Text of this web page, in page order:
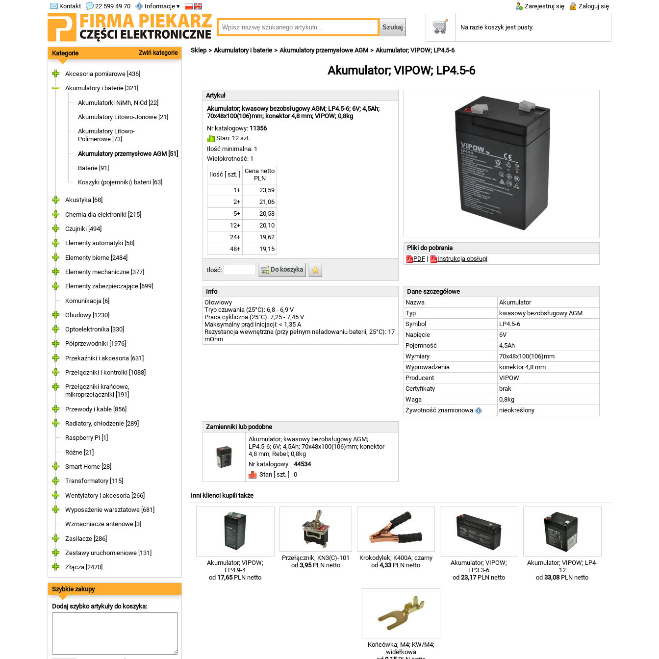
Kontakt 22 599 49 70 Informacje ▾ Zarejestruj się Zaloguj się
Na razie koszyk jest pusty.
Kategorie Zwiń kategorie
Akcesoria pomiarowe [436]
Akumulatory i baterie [321]
Akumulatorki NiMh, NiCd [22]
Akumulatory Litowo-Jonowe [21]
Akumulatory Litowo-
Polimerowe [73]
Akumulatory przemysłowe AGM [51]
Baterie [91]
Koszyki (pojemniki) baterii [63]
Akustyka [68]
Chemia dla elektroniki [215]
Czujniki [494]
Elementy automatyki [58]
Elementy bierne [2484]
Elementy mechaniczne [377]
Elementy zabezpieczające [699]
Komunikacja [6]
Obudowy [1230]
Optoelektronika [330]
Półprzewodniki [1976]
Przekaźniki i akcesoria [631]
Przełączniki i kontrolki [1088]
Przełączniki krańcowe,
mikroprzełączniki [191]
Przewody i kable [856]
Radiatory, chłodzenie [289]
Raspberry Pi [1]
Różne [21]
Smart Home [28]
Transformatory [115]
Wentylatory i akcesoria [266]
Wyposażenie warsztatowe [681]
Wzmacniacze antenowe [3]
Zasilacze [286]
Zestawy uruchomieniowe [131]
Złącza [2470]
Szybkie zakupy
Dodaj szybko artykuły do koszyka:
Sklep Akumulatory i baterie Akumulatory przemysłowe AGM Akumulator; VIPOW; LP4.5-6
Akumulator; VIPOW; LP4.5-6
Pliki do pobrania
PDF | Instrukcja obsługi
Artykuł
Akumulator; kwasowy bezobsługowy AGM; LP4.5-6; 6V; 4,5Ah;
70x48x100(106)mm; konektor 4,8 mm; VIPOW; 0,8kg
Nr katalogowy: 11356
Stan: 12 szt.
Ilość minimalna: 1
Wielokrotność: 1
Ilość [ szt. ]
Cena netto
PLN
1+
23,59
2+
21,06
5+
20,58
12+
20,10
24+
19,62
48+
19,15
Ilość: Do koszyka
Info
Ołowiowy
Tryb czuwania (25°C): 6,8 - 6,9 V
Praca cykliczna (25°C): 7,25 - 7,45 V
Maksymalny prąd inicjacji: < 1,35 A
Rezystancja wewnętrzna (przy pełnym naładowaniu baterii, 25°C): 17
mOhm
Dane szczegółowe
Nazwa
Akumulator
Typ
kwasowy bezobsługowy AGM
Symbol
LP4.5-6
Napięcie
6V
Pojemność
4,5Ah
Wymiary
70x48x100(106)mm
Wyprowadzenia
konektor 4,8 mm
Producent
VIPOW
Certyfikaty
brak
Waga
0,8kg
Żywotność znamionowa
nieokreślony
Zamienniki lub podobne
Akumulator; kwasowy bezobsługowy AGM;
LP4.5-6; 6V; 4,5Ah; 70x48x100(106)mm; konektor
4,8 mm; Rebel; 0,8kg
Nr katalogowy
44534
Stan [ szt. ]
0
Inni klienci kupili także
Akumulator; VIPOW;
LP4.9-4
od 17,65PLN netto
Przełącznik; KN3(C)-101
od 3,95PLN netto
Krokodylek; K400A; czarny
od 4,33 PLN netto
Akumulator; VIPOW;
LP3.3-6
od 23,17PLN netto
Akumulator; VIPOW; LP4-
12
od 33,08 PLN netto
Końcówka; M4; KW/M4;
widełkowa